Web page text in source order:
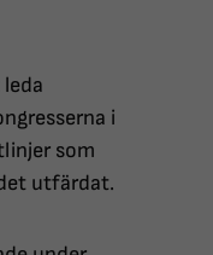
i
som
utfärdat.